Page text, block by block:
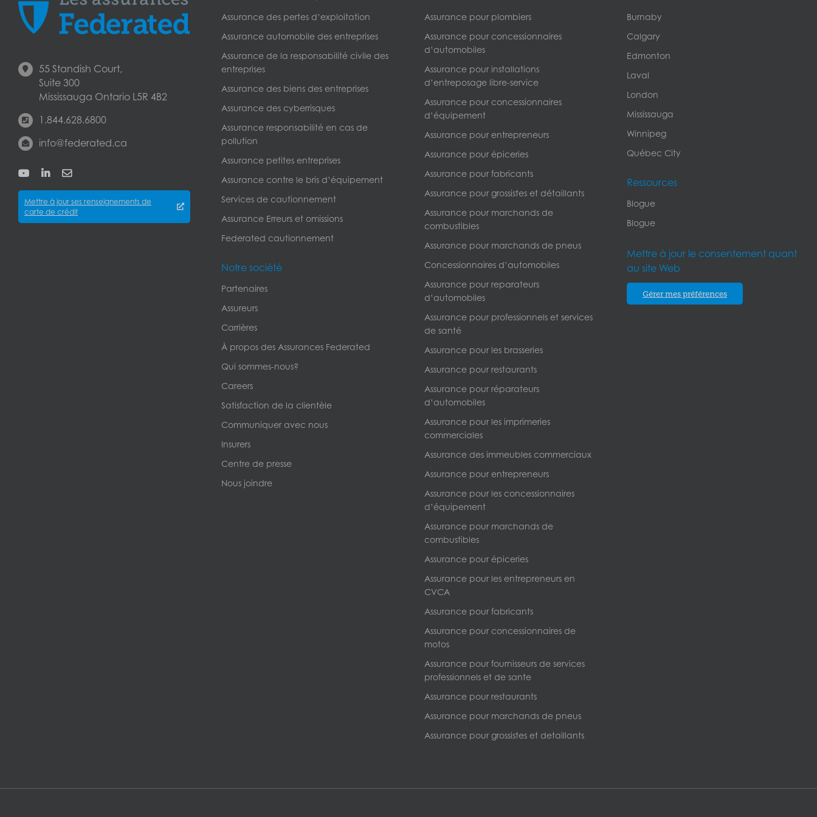
55 Standish Court,
Suite 300
Mississauga Ontario L5R 4B2
1.844.628.6800
info@federated.ca
Mettre à jour ses renseignements de
carte de crédit
Assurance des pertes d’exploitation
Assurance automobile des entreprises
Assurance de la responsabilité civile des
entreprises
Assurance des biens des entreprises
Assurance des cyberrisques
Assurance responsabilité en cas de
pollution
Assurance petites entreprises
Assurance contre le bris d’équipement
Services de cautionnement
Assurance Erreurs et omissions
Federated cautionnement
Notre société
Partenaires
Assureurs
Carrières
À propos des Assurances Federated
Qui sommes-nous?
Careers
Satisfaction de la clientèle
Communiquer avec nous
Insurers
Centre de presse
Nous joindre
Assurance pour plombiers
Assurance pour concessionnaires
d’automobiles
Assurance pour installations
d’entreposage libre-service
Assurance pour concessionnaires
d’équipement
Assurance pour entrepreneurs
Assurance pour épiceries
Assurance pour fabricants
Assurance pour grossistes et détaillants
Assurance pour marchands de
combustibles
Assurance pour marchands de pneus
Concessionnaires d’automobiles
Assurance pour reparateurs
d’automobiles
Assurance pour professionnels et services
de santé
Assurance pour les brasseries
Assurance pour restaurants
Assurance pour réparateurs
d’automobiles
Assurance pour les imprimeries
commerciales
Assurance des immeubles commerciaux
Assurance pour entrepreneurs
Assurance pour les concessionnaires
d’équipement
Assurance pour marchands de
combustibles
Assurance pour épiceries
Assurance pour les entrepreneurs en
CVCA
Assurance pour fabricants
Assurance pour concessionnaires de
motos
Assurance pour fournisseurs de services
professionnels et de sante
Assurance pour restaurants
Assurance pour marchands de pneus
Assurance pour grossistes et detaillants
Burnaby
Calgary
Edmonton
Laval
London
Mississauga
Winnipeg
Québec City
Ressources
Blogue
Blogue
Mettre à jour le consentement quant
au site Web
Gérer mes préférences